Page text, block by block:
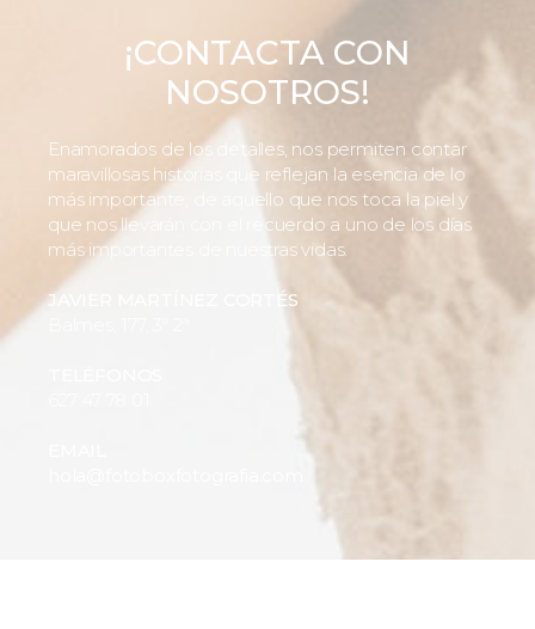
¡CONTACTA CON
NOSOTROS!
Enamorados de los detalles, nos permiten contar
maravillosas historias que reflejan la esencia de lo
más importante, de aquello que nos toca la piel y
que nos llevarán con el recuerdo a uno de los días
más importantes de nuestras vidas.
JAVIER MARTÍNEZ CORTÉS